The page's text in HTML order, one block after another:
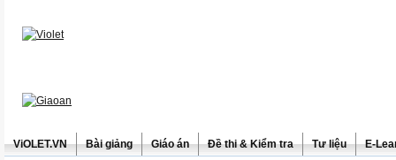
ViOLET.VN Bài giảng Giáo án Đề thi & Kiểm tra Tư liệu E-